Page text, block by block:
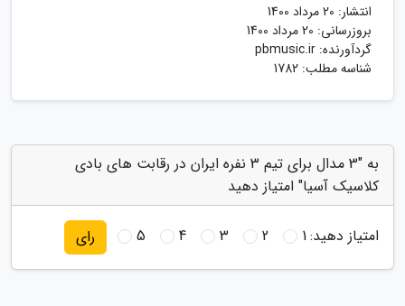
انتشار: 20 مرداد 1400
بروزرسانی: 20 مرداد 1400
گردآورنده: pbmusic.ir
شناسه مطلب: 1782
به "3 مدال برای تیم 3 نفره ایران در رقابت های بادی
کلاسیک آسیا" امتیاز دهید
امتیاز دهید:1
2
3
4
5 رای